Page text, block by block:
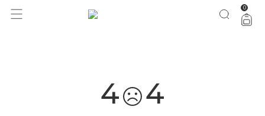
você merece 30% OFF pra comemorar com a gente aproveita! 0
4 4